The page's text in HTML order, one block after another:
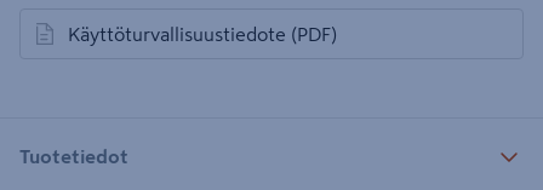
Käyttöturvallisuustiedote (PDF)
avautuu uuteen välilehteen
Tuotetiedot